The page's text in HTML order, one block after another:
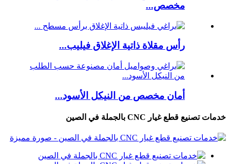
مخصص...
رأس مقلاة ذاتية الإغلاق فيليب...
أمان مخصص من النيكل الأسود...
خدمات تصنيع قطع غيار CNC بالجملة في الصين